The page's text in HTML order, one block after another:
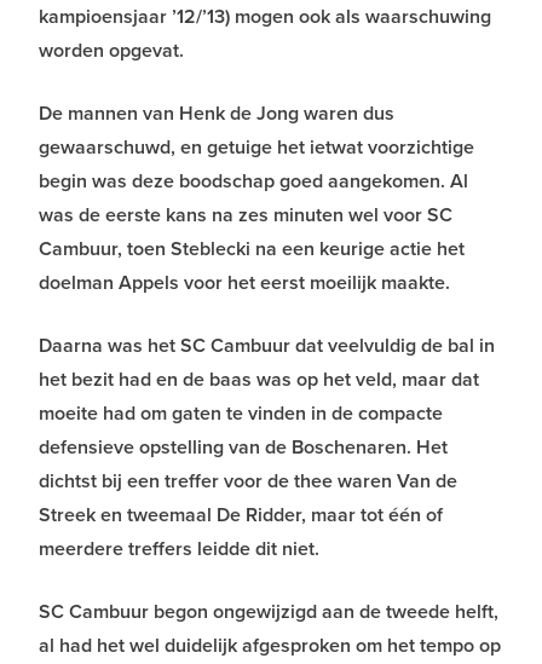
kampioensjaar ’12/’13) mogen ook als waarschuwing
worden opgevat.
De mannen van Henk de Jong waren dus
gewaarschuwd, en getuige het ietwat voorzichtige
begin was deze boodschap goed aangekomen. Al
was de eerste kans na zes minuten wel voor SC
Cambuur, toen Steblecki na een keurige actie het
doelman Appels voor het eerst moeilijk maakte.
Daarna was het SC Cambuur dat veelvuldig de bal in
het bezit had en de baas was op het veld, maar dat
moeite had om gaten te vinden in de compacte
defensieve opstelling van de Boschenaren. Het
dichtst bij een treffer voor de thee waren Van de
Streek en tweemaal De Ridder, maar tot één of
meerdere treffers leidde dit niet.
SC Cambuur begon ongewijzigd aan de tweede helft,
al had het wel duidelijk afgesproken om het tempo op